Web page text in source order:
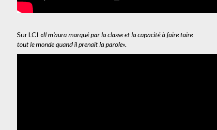
Sur LCI «Il m'aura marqué par la classe et la capacité à faire taire
tout le monde quand il prenait la parole».